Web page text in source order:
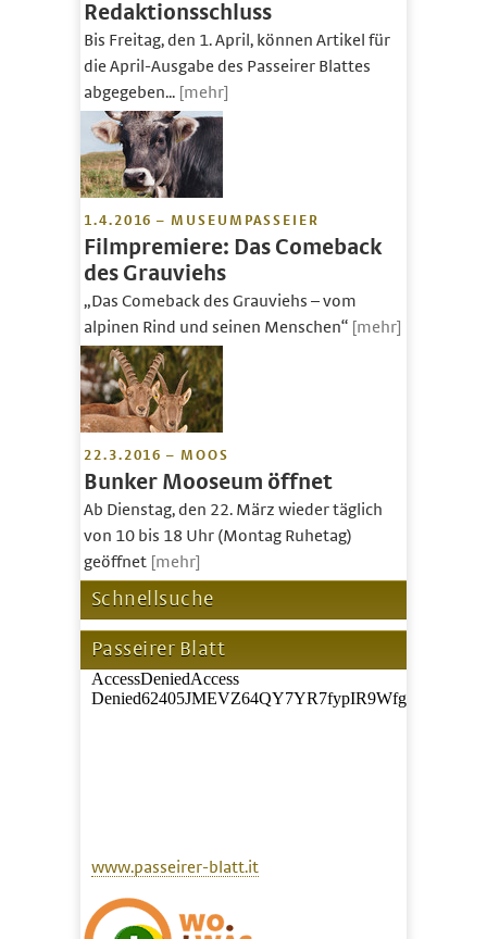
Redaktionsschluss
Bis Freitag, den 1. April, können Artikel für
die April-Ausgabe des Passeirer Blattes
abgegeben... [mehr]
1.4.2016 – MUSEUMPASSEIER
Filmpremiere: Das Comeback
des Grauviehs
„Das Comeback des Grauviehs – vom
alpinen Rind und seinen Menschen“ [mehr]
22.3.2016 – MOOS
Bunker Mooseum öffnet
Ab Dienstag, den 22. März wieder täglich
von 10 bis 18 Uhr (Montag Ruhetag)
geöffnet [mehr]
Schnellsuche
Passeirer Blatt
www.passeirer-blatt.it